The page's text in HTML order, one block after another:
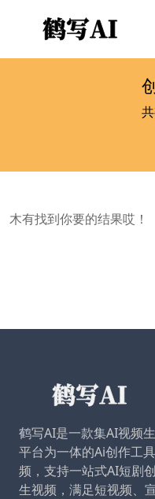
木有找到你要的结果哎！
鹤写AI是一款集AI视频
平台为一体的Ai创作工
频，支持一站式AI短剧
生视频，满足短视频、